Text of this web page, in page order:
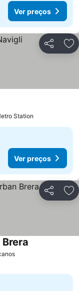
Ver preços
Partilhar
Station
Ver preços
Partilhar